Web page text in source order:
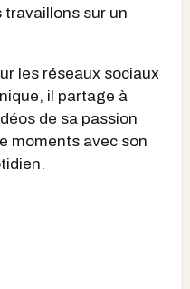
travaillons sur un
les réseaux sociaux
il partage à
de sa passion
moments avec son